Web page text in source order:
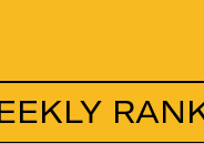
RANKING